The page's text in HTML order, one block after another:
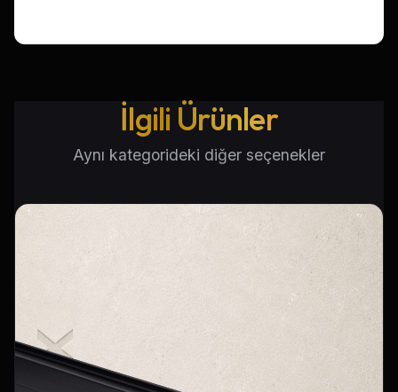
İlgili Ürünler
Aynı kategorideki diğer seçenekler